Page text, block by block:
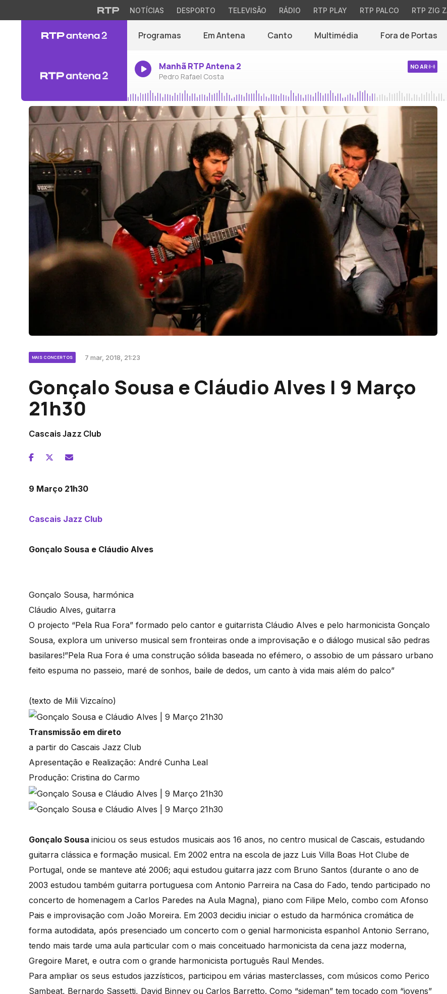
NOTÍCIAS DESPORTO TELEVISÃO RÁDIO RTP PLAY RTP PALCO RTP ZIG
Programas Em Antena Canto Multimédia Fora de Portas
Manhã RTP Antena 2
Pedro Rafael Costa
NO AR
MAIS CONCERTOS 7 mar, 2018, 21:23
Gonçalo Sousa e Cláudio Alves | 9 Março
21h30
Cascais Jazz Club
9 Março 21h30
Cascais Jazz Club
Gonçalo Sousa e Cláudio Alves
Gonçalo Sousa, harmónica
Cláudio Alves, guitarra
O projecto “Pela Rua Fora” formado pelo cantor e guitarrista Cláudio Alves e pelo harmonicista Gonçalo
Sousa, explora um universo musical sem fronteiras onde a improvisação e o diálogo musical são pedras
basilares!”Pela Rua Fora é uma construção sólida baseada no efémero, o assobio de um pássaro urbano
feito espuma no passeio, maré de sonhos, baile de dedos, um canto à vida mais além do palco”
(texto de Mili Vizcaíno)
Transmissão em direto
a partir do Cascais Jazz Club
Apresentação e Realização: André Cunha Leal
Produção: Cristina do Carmo
Gonçalo Sousa iniciou os seus estudos musicais aos 16 anos, no centro musical de Cascais, estudando
guitarra clássica e formação musical. Em 2002 entra na escola de jazz Luis Villa Boas Hot Clube de
Portugal, onde se manteve até 2006; aqui estudou guitarra jazz com Bruno Santos (durante o ano de
2003 estudou também guitarra portuguesa com Antonio Parreira na Casa do Fado, tendo participado no
concerto de homenagem a Carlos Paredes na Aula Magna), piano com Filipe Melo, combo com Afonso
Pais e improvisação com João Moreira. Em 2003 decidiu iniciar o estudo da harmónica cromática de
forma autodidata, após presenciado um concerto com o genial harmonicista espanhol Antonio Serrano,
tendo mais tarde uma aula particular com o mais conceituado harmonicista da cena jazz moderna,
Gregoire Maret, e outra com o grande harmonicista português Raul Mendes.
Para ampliar os seus estudos jazzísticos, participou em várias masterclasses, com músicos como Perico
Sambeat, Bernardo Sassetti, David Binney ou Carlos Barretto. Como “sideman” tem tocado com “jovens”